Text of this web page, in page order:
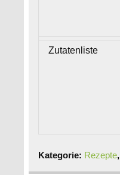
Zutatenliste
Kategorie: Rezepte,